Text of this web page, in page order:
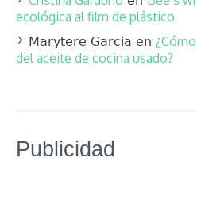
ecológica al film de plástico
Marytere Garcia en
del aceite de cocina usado?
Publicidad